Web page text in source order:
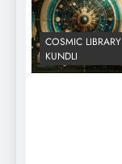
COSMIC LIBRARY
KUNDLI